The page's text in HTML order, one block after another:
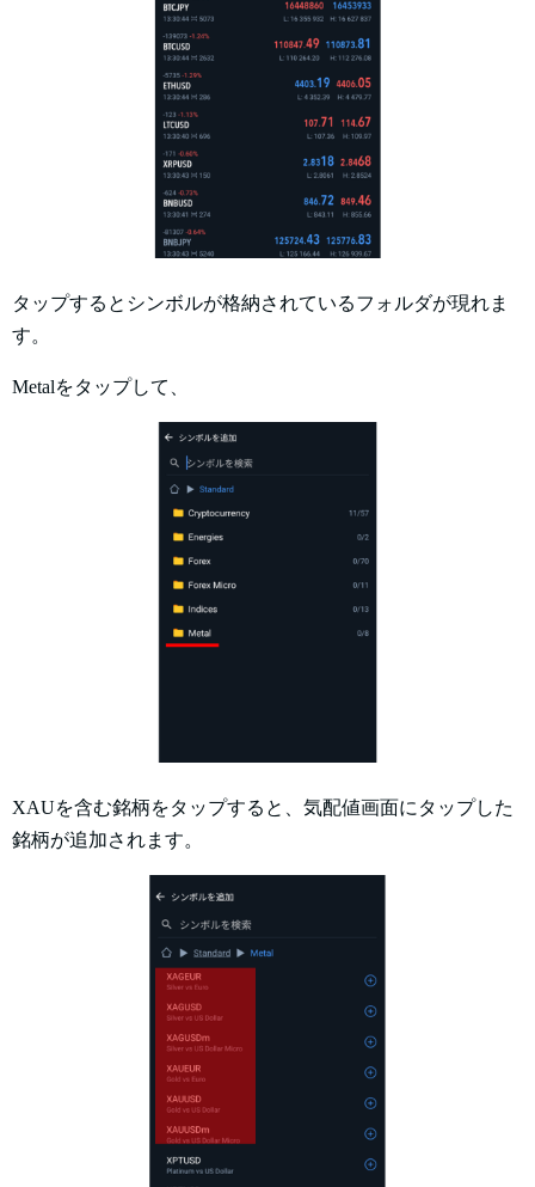
タップするとシンボルが格納されているフォルダが現れま
す。
Metalをタップして、
XAUを含む銘柄をタップすると、気配値画面にタップした
銘柄が追加されます。